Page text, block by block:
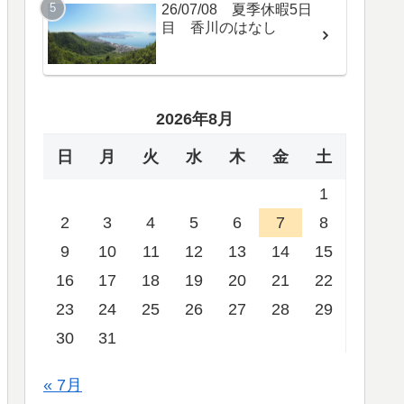
26/07/08 夏季休暇5日
目 香川のはなし
2026年8月
日 月 火 水 木 金 土
1
2
3 4 5 6 7
8
9
10 11 12 13 14
15
16
17 18 19 20 21
22
23
24 25 26 27 28
29
30
31
« 7月